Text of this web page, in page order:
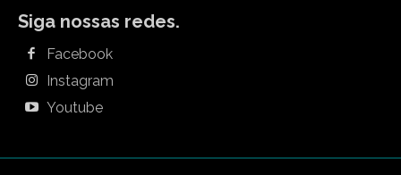
Siga nossas redes.
Facebook
Instagram
Youtube